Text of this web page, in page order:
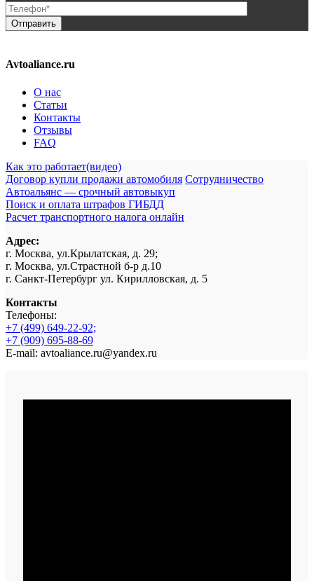
Avtoaliance.ru
О нас
Статьи
Контакты
Отзывы
FAQ
Как это работает(видео)
Договор купли продажи автомобиля Сотрудничество
Автоальянс — срочный автовыкуп
Поиск и оплата штрафов ГИБДД
Расчет транспортного налога онлайн
Адрес:
г. Москва, ул.Крылатская, д. 29;
г. Москва, ул.Страстной б-р д.10
г. Санкт-Петербург ул. Кирилловская, д. 5
Контакты
Телефоны:
+7 (499) 649-22-92;
+7 (909) 695-88-69
E-mail: avtoaliance.ru@yandex.ru